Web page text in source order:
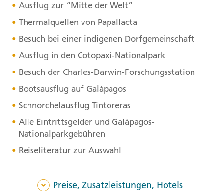
Ausflug zur “Mitte der Welt”
Thermalquellen von Papallacta
Besuch bei einer indigenen Dorfgemeinschaft
Ausflug in den Cotopaxi-Nationalpark
Besuch der Charles-Darwin-Forschungsstation
Bootsausflug auf Galápagos
Schnorchelausflug Tintoreras
Alle Eintrittsgelder und Galápagos-
Nationalparkgebühren
Reiseliteratur zur Auswahl
Preise, Zusatzleistungen, Hotels